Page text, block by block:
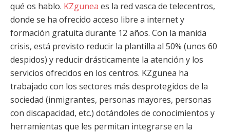
qué os hablo. KZgunea es la red vasca de telecentros,
donde se ha ofrecido acceso libre a internet y
formación gratuita durante 12 años. Con la manida
crisis, está previsto reducir la plantilla al 50% (unos 60
despidos) y reducir drásticamente la atención y los
servicios ofrecidos en los centros. KZgunea ha
trabajado con los sectores más desprotegidos de la
sociedad (inmigrantes, personas mayores, personas
con discapacidad, etc.) dotándoles de conocimientos y
herramientas que les permitan integrarse en la